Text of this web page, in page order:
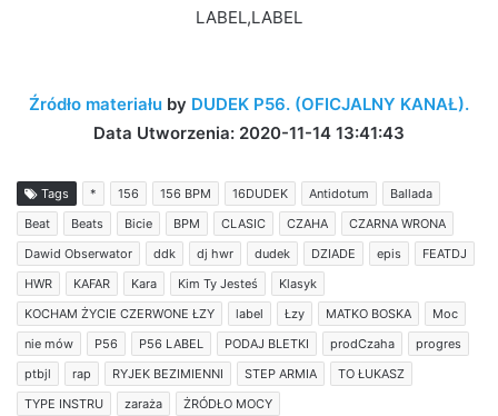
LABEL,LABEL
Źródło materiału by DUDEK P56. (OFICJALNY KANAŁ).
Data Utworzenia: 2020-11-14 13:41:43
Tags * 156 156 BPM 16DUDEK Antidotum
Ballada
Beat
Beats Bicie BPM CLASIC CZAHA
CZARNA WRONA
Dawid Obserwator
ddk dj hwr dudek DZIADE epis
FEATDJ
HWR
KAFAR Kara Kim Ty Jesteś
Klasyk
KOCHAM ŻYCIE CZERWONE ŁZY
label Łzy MATKO BOSKA
Moc
nie mów
P56 P56 LABEL PODAJ BLETKI prodCzaha
progres
ptbjl
rap RYJEK BEZIMIENNI STEP ARMIA
TO ŁUKASZ
TYPE INSTRU
zaraża ŻRÓDŁO MOCY